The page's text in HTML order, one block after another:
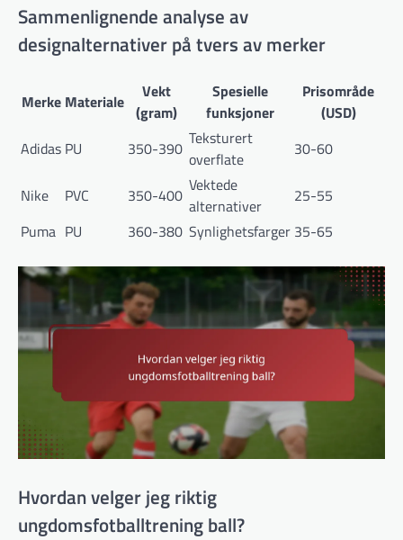
Sammenlignende analyse av
designalternativer på tvers av merker
Merke Materiale
Vekt
(gram)
Spesielle
funksjoner
Prisområde
(USD)
Adidas PU 350-390 Teksturert
overflate
30-60
Nike PVC 350-400 Vektede
alternativer
25-55
Puma PU 360-380 Synlighetsfarger 35-65
Hvordan velger jeg riktig
ungdomsfotballtrening ball?